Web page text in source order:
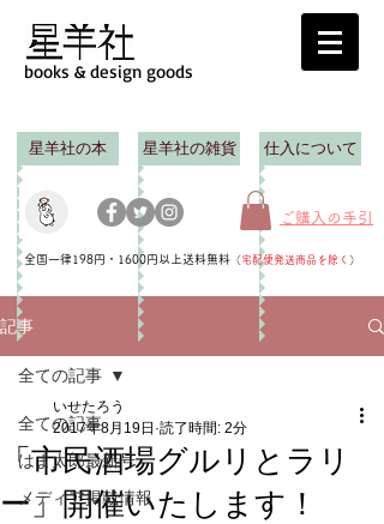
books & design goods
星羊社の本 星羊社の雑貨 仕入について
ご購入の手引
全国一律198円・1600円以上送料無料 （宅配便発送商品を除く ）
記事
全ての記事
はま太郎最新号
メディア掲載情報
全ての記事
「市民酒場グルリとラリ
ー」開催いたします！
いせたろう
2017年8月19日 読了時間: 2分